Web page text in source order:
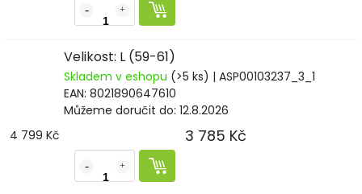
Velikost: L (59-61)
Skladem v eshopu (>5 ks) | ASP00103237_3_1
EAN: 8021890647610
Můžeme doručit do: 12.8.2026
4 799 Kč
3 785 Kč